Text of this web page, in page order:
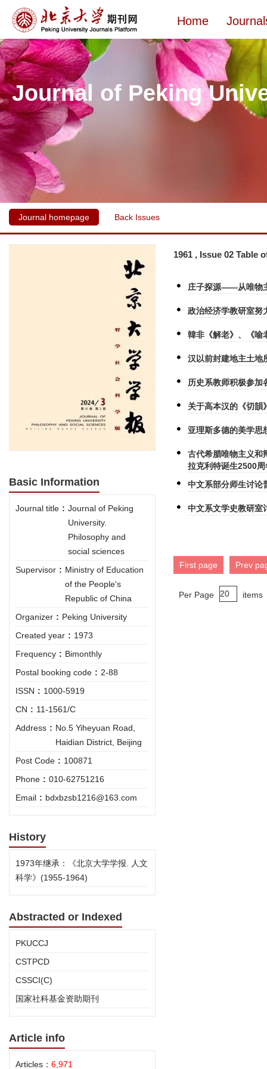
Home
Journal of Peking
Journal homepage Back Issues
Basic Information
Journal title : Journal of Peking
University.
Philosophy and
social sciences
Supervisor : Ministry of Education
of the People's
Republic of China
Organizer : Peking University
Created year : 1973
Frequency : Bimonthly
Postal booking code : 2-88
ISSN : 1000-5919
CN : 11-1561/C
Address : No.5 Yiheyuan Road,
Haidian District, Beijing
Post Code : 100871
Phone : 010-62751216
Email : bdxbzsb1216@163.com
History
1973年继承：《北京大学学报. 人文
科学》(1955-1964)
Abstracted or Indexed
PKUCCJ
CSTPCD
CSSCI(C)
国家社科基金资助期刊
Article info
Articles： 6,971
1961 , Issue 02 Table
庄子探源——从唯物
政治经济学教研室努
韓非《解老》、《喻
汉以前封建地主土地
历史系教师积极参加
关于高本汉的《切韻
亚理斯多德的美学思
古代希腊唯物主义
拉克利特诞生2500周
中文系部分师生讨论
中文系文学史教研室
First page Prev
Per Page items